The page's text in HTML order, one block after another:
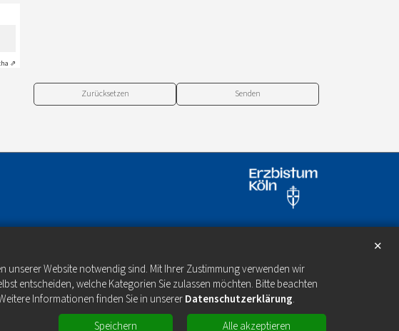
Website notwendig sind. Mit Ihrer Zustimmung verwenden wir
entscheiden, welche Kategorien Sie zulassen möchten. Bitte beachten
Informationen finden Sie in unsererDatenschutzerklärung.
Speichern Alle akzeptieren
✕
⇗
Zurücksetzen